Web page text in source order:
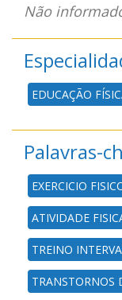
Não
EDUCAÇÃO
Palavras-
EXERCICIO
ATIVIDADE
TREINO
TRANSTORNOS